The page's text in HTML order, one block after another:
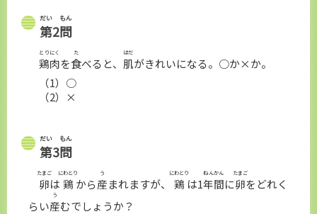
第
だい
2問
もん
鶏肉
とりにく
を食
た
べると、 肌
はだ
がきれいになる。○か×か。
（1）○
（2）×
第
だい
3問
もん
卵
たまご
は 鶏
にわとり
から産
う
まれますが、 鶏
にわとり
は1年間
ねんかん
に卵
たまご
をどれく
らい産
う
むでしょうか？